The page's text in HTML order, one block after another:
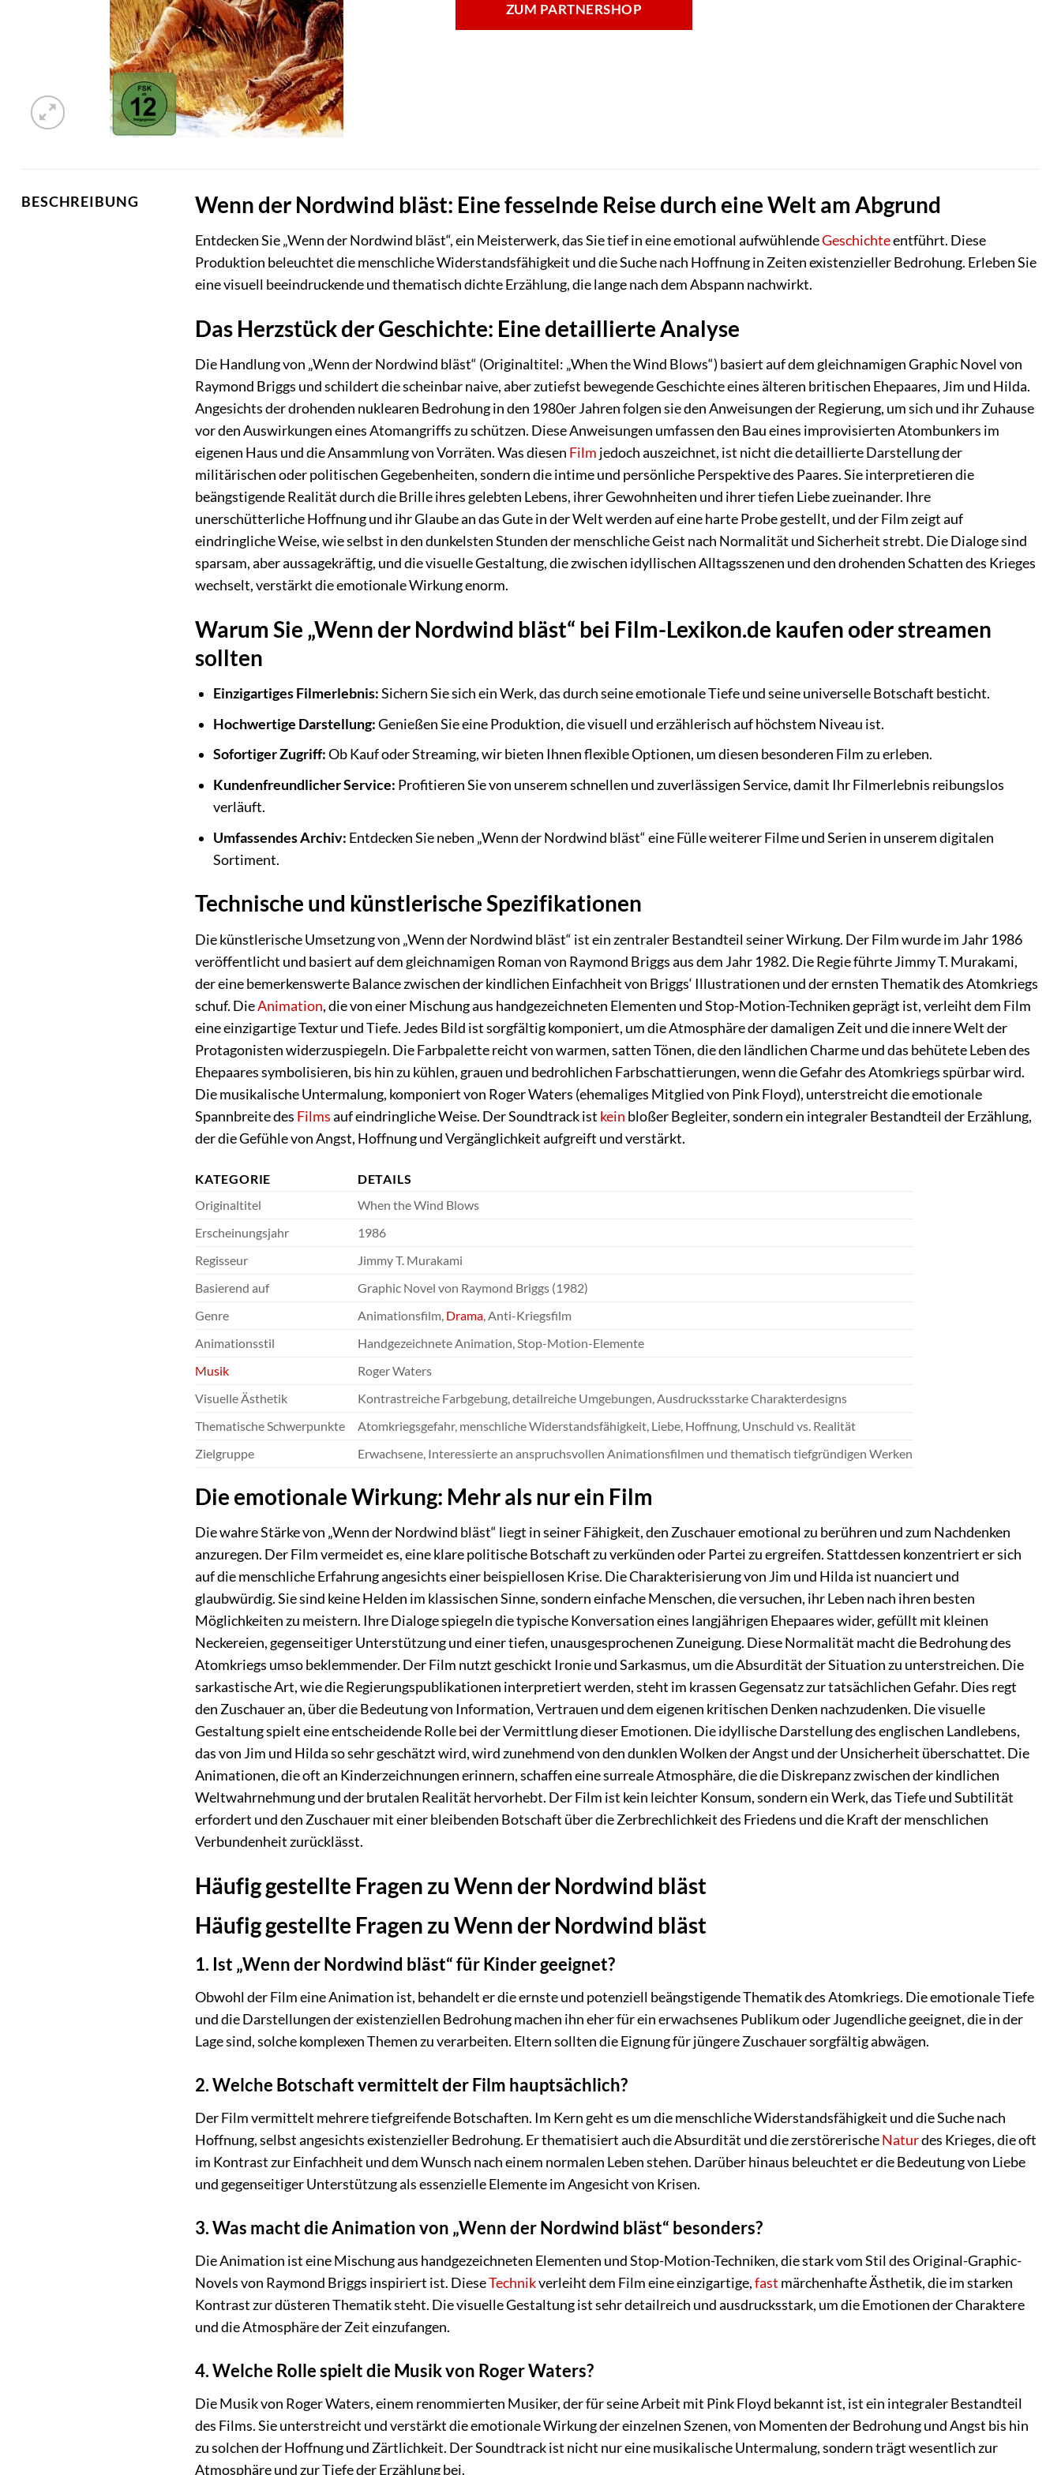
ZUM PARTNERSHOP
BESCHREIBUNG Wenn der Nordwind bläst: Eine fesselnde Reise durch eine Welt am Abgrund
Entdecken Sie „Wenn der Nordwind bläst“, ein Meisterwerk, das Sie tief in eine emotional aufwühlendeGeschichteentführt. Diese
Produktion beleuchtet die menschliche Widerstandsfähigkeit und die Suche nach Hoffnung in Zeiten existenzieller Bedrohung. Erleben Sie
eine visuell beeindruckende und thematisch dichte Erzählung, die lange nach dem Abspann nachwirkt.
Das Herzstück der Geschichte: Eine detaillierte Analyse
Die Handlung von „Wenn der Nordwind bläst“ (Originaltitel: „When the Wind Blows“) basiert auf dem gleichnamigen Graphic Novel von
Raymond Briggs und schildert die scheinbar naive, aber zutiefst bewegende Geschichte eines älteren britischen Ehepaares, Jim und Hilda.
Angesichts der drohenden nuklearen Bedrohung in den 1980er Jahren folgen sie den Anweisungen der Regierung, um sich und ihr Zuhause
vor den Auswirkungen eines Atomangriffs zu schützen. Diese Anweisungen umfassen den Bau eines improvisierten Atombunkers im
eigenen Haus und die Ansammlung von Vorräten. Was diesen Film jedoch auszeichnet, ist nicht die detaillierte Darstellung der
militärischen oder politischen Gegebenheiten, sondern die intime und persönliche Perspektive des Paares. Sie interpretieren die
beängstigende Realität durch die Brille ihres gelebten Lebens, ihrer Gewohnheiten und ihrer tiefen Liebe zueinander. Ihre
unerschütterliche Hoffnung und ihr Glaube an das Gute in der Welt werden auf eine harte Probe gestellt, und der Film zeigt auf
eindringliche Weise, wie selbst in den dunkelsten Stunden der menschliche Geist nach Normalität und Sicherheit strebt. Die Dialoge sind
sparsam, aber aussagekräftig, und die visuelle Gestaltung, die zwischen idyllischen Alltagsszenen und den drohenden Schatten des Krieges
wechselt, verstärkt die emotionale Wirkung enorm.
Warum Sie „Wenn der Nordwind bläst“ bei Film-Lexikon.de kaufen oder streamen
sollten
Einzigartiges Filmerlebnis:Sichern Sie sich ein Werk, das durch seine emotionale Tiefe und seine universelle Botschaft besticht.
Hochwertige Darstellung:Genießen Sie eine Produktion, die visuell und erzählerisch auf höchstem Niveau ist.
Sofortiger Zugriff:Ob Kauf oder Streaming, wir bieten Ihnen flexible Optionen, um diesen besonderen Film zu erleben.
Kundenfreundlicher Service: Profitieren Sie von unserem schnellen und zuverlässigen Service, damit Ihr Filmerlebnis reibungslos
verläuft.
Umfassendes Archiv: Entdecken Sie neben „Wenn der Nordwind bläst“ eine Fülle weiterer Filme und Serien in unserem digitalen
Sortiment.
Technische und künstlerische Spezifikationen
Die künstlerische Umsetzung von „Wenn der Nordwind bläst“ ist ein zentraler Bestandteil seiner Wirkung. Der Film wurde im Jahr 1986
veröffentlicht und basiert auf dem gleichnamigen Roman von Raymond Briggs aus dem Jahr 1982. Die Regie führte Jimmy T. Murakami,
der eine bemerkenswerte Balance zwischen der kindlichen Einfachheit von Briggs‘ Illustrationen und der ernsten Thematik des Atomkriegs
schuf. DieAnimation, die von einer Mischung aus handgezeichneten Elementen und Stop-Motion-Techniken geprägt ist, verleiht dem Film
eine einzigartige Textur und Tiefe. Jedes Bild ist sorgfältig komponiert, um die Atmosphäre der damaligen Zeit und die innere Welt der
Protagonisten widerzuspiegeln. Die Farbpalette reicht von warmen, satten Tönen, die den ländlichen Charme und das behütete Leben des
Ehepaares symbolisieren, bis hin zu kühlen, grauen und bedrohlichen Farbschattierungen, wenn die Gefahr des Atomkriegs spürbar wird.
Die musikalische Untermalung, komponiert von Roger Waters (ehemaliges Mitglied von Pink Floyd), unterstreicht die emotionale
Spannbreite des Filmsauf eindringliche Weise. Der Soundtrack ist kein bloßer Begleiter, sondern ein integraler Bestandteil der Erzählung,
der die Gefühle von Angst, Hoffnung und Vergänglichkeit aufgreift und verstärkt.
KATEGORIE
DETAILS
Originaltitel
When the Wind Blows
Erscheinungsjahr
1986
Regisseur
Jimmy T. Murakami
Basierend auf
Graphic Novel von Raymond Briggs (1982)
Genre
Animationsfilm, Drama, Anti-Kriegsfilm
Animationsstil
Handgezeichnete Animation, Stop-Motion-Elemente
Musik
Roger Waters
Visuelle Ästhetik
Kontrastreiche Farbgebung, detailreiche Umgebungen, Ausdrucksstarke Charakterdesigns
Thematische Schwerpunkte
Atomkriegsgefahr, menschliche Widerstandsfähigkeit, Liebe, Hoffnung, Unschuld vs. Realität
Zielgruppe
Erwachsene, Interessierte an anspruchsvollen Animationsfilmen und thematisch tiefgründigen Werken
Die emotionale Wirkung: Mehr als nur ein Film
Die wahre Stärke von „Wenn der Nordwind bläst“ liegt in seiner Fähigkeit, den Zuschauer emotional zu berühren und zum Nachdenken
anzuregen. Der Film vermeidet es, eine klare politische Botschaft zu verkünden oder Partei zu ergreifen. Stattdessen konzentriert er sich
auf die menschliche Erfahrung angesichts einer beispiellosen Krise. Die Charakterisierung von Jim und Hilda ist nuanciert und
glaubwürdig. Sie sind keine Helden im klassischen Sinne, sondern einfache Menschen, die versuchen, ihr Leben nach ihren besten
Möglichkeiten zu meistern. Ihre Dialoge spiegeln die typische Konversation eines langjährigen Ehepaares wider, gefüllt mit kleinen
Neckereien, gegenseitiger Unterstützung und einer tiefen, unausgesprochenen Zuneigung. Diese Normalität macht die Bedrohung des
Atomkriegs umso beklemmender. Der Film nutzt geschickt Ironie und Sarkasmus, um die Absurdität der Situation zu unterstreichen. Die
sarkastische Art, wie die Regierungspublikationen interpretiert werden, steht im krassen Gegensatz zur tatsächlichen Gefahr. Dies regt
den Zuschauer an, über die Bedeutung von Information, Vertrauen und dem eigenen kritischen Denken nachzudenken. Die visuelle
Gestaltung spielt eine entscheidende Rolle bei der Vermittlung dieser Emotionen. Die idyllische Darstellung des englischen Landlebens,
das von Jim und Hilda so sehr geschätzt wird, wird zunehmend von den dunklen Wolken der Angst und der Unsicherheit überschattet. Die
Animationen, die oft an Kinderzeichnungen erinnern, schaffen eine surreale Atmosphäre, die die Diskrepanz zwischen der kindlichen
Weltwahrnehmung und der brutalen Realität hervorhebt. Der Film ist kein leichter Konsum, sondern ein Werk, das Tiefe und Subtilität
erfordert und den Zuschauer mit einer bleibenden Botschaft über die Zerbrechlichkeit des Friedens und die Kraft der menschlichen
Verbundenheit zurücklässt.
Häufig gestellte Fragen zu Wenn der Nordwind bläst
Häufig gestellte Fragen zu Wenn der Nordwind bläst
1. Ist „Wenn der Nordwind bläst“ für Kinder geeignet?
Obwohl der Film eine Animation ist, behandelt er die ernste und potenziell beängstigende Thematik des Atomkriegs. Die emotionale Tiefe
und die Darstellungen der existenziellen Bedrohung machen ihn eher für ein erwachsenes Publikum oder Jugendliche geeignet, die in der
Lage sind, solche komplexen Themen zu verarbeiten. Eltern sollten die Eignung für jüngere Zuschauer sorgfältig abwägen.
2. Welche Botschaft vermittelt der Film hauptsächlich?
Der Film vermittelt mehrere tiefgreifende Botschaften. Im Kern geht es um die menschliche Widerstandsfähigkeit und die Suche nach
Hoffnung, selbst angesichts existenzieller Bedrohung. Er thematisiert auch die Absurdität und die zerstörerischeNaturdes Krieges, die oft
im Kontrast zur Einfachheit und dem Wunsch nach einem normalen Leben stehen. Darüber hinaus beleuchtet er die Bedeutung von Liebe
und gegenseitiger Unterstützung als essenzielle Elemente im Angesicht von Krisen.
3. Was macht die Animation von „Wenn der Nordwind bläst“ besonders?
Die Animation ist eine Mischung aus handgezeichneten Elementen und Stop-Motion-Techniken, die stark vom Stil des Original-Graphic-
Novels von Raymond Briggs inspiriert ist. DieseTechnikverleiht dem Film eine einzigartige,fast märchenhafte Ästhetik, die im starken
Kontrast zur düsteren Thematik steht. Die visuelle Gestaltung ist sehr detailreich und ausdrucksstark, um die Emotionen der Charaktere
und die Atmosphäre der Zeit einzufangen.
4. Welche Rolle spielt die Musik von Roger Waters?
Die Musik von Roger Waters, einem renommierten Musiker, der für seine Arbeit mit Pink Floyd bekannt ist, ist ein integraler Bestandteil
des Films. Sie unterstreicht und verstärkt die emotionale Wirkung der einzelnen Szenen, von Momenten der Bedrohung und Angst bis hin
zu solchen der Hoffnung und Zärtlichkeit. Der Soundtrack ist nicht nur eine musikalische Untermalung, sondern trägt wesentlich zur
Atmosphäre und zur Tiefe der Erzählung bei.